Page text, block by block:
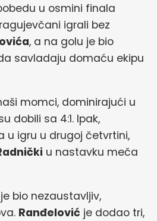
u osmini finala
igrali bez
, a na golu je bio
savladaju domaću ekipu
momci, dominirajući u
dobili sa 4:1. Ipak,
u igru u drugoj četvrtini,
u nastavku meča
je bio nezaustavljiv,
Ranđelović je dodao tri,